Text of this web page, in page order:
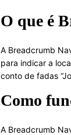
O que é
A Breadcrumb
para indicar a
conto de fadas
Como
A Breadcrumb